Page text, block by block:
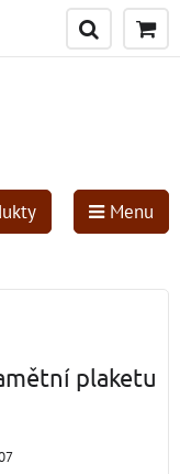
Menu
plaketu